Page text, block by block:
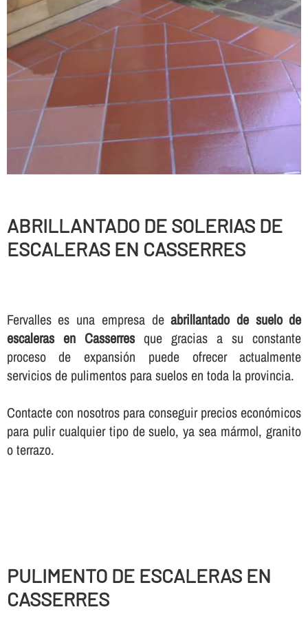
ABRILLANTADO DE SOLERIAS DE
ESCALERAS EN CASSERRES
Fervalles es una empresa deabrillantado de suelo de
escaleras en Casserresque gracias a su constante
proceso de expansión puede ofrecer actualmente
servicios de pulimentos para suelos en toda la provincia.
Contacte con nosotros para conseguir precios económicos
para pulir cualquier tipo de suelo, ya sea mármol, granito
o terrazo.
PULIMENTO DE ESCALERAS EN
CASSERRES